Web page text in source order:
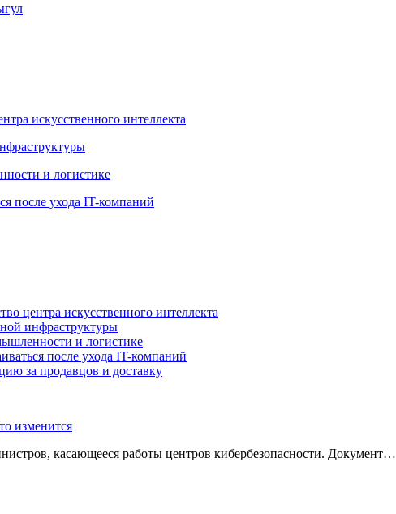
искусственного интеллекта
и логистике
после ухода IT-компаний
центра искусственного интеллекта
инфраструктуры
и логистике
после ухода IT-компаний
за продавцов и доставку
изменится
касающееся работы центров кибербезопасности. Документ…